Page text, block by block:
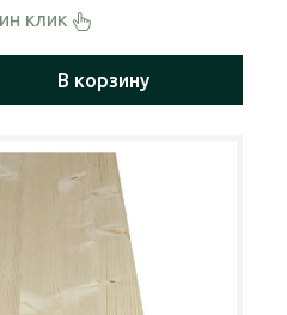
клик
В корзину